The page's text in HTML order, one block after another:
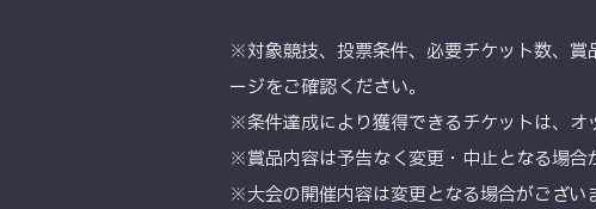
※対象競技、投票条件、必要チケット数、
ージをご確認ください。
※条件達成により獲得できるチケットは、オ
※賞品内容は予告なく変更・中止となる場合
※大会の開催内容は変更となる場合がござい